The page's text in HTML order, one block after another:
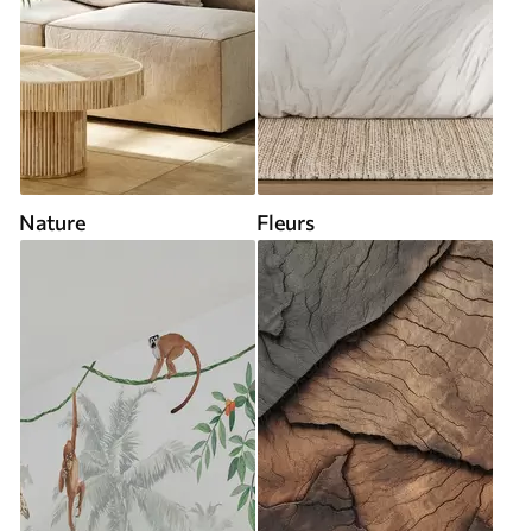
Nature Fleurs